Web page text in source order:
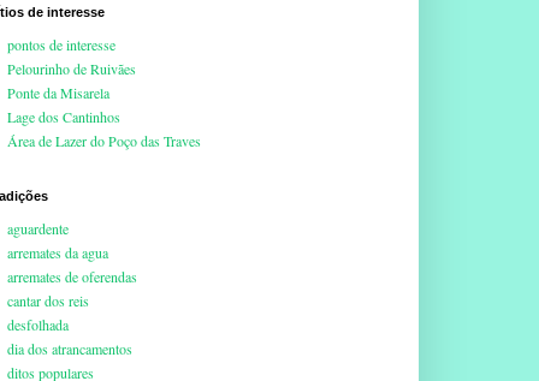
de interesse
pontos de interesse
Pelourinho de Ruivães
Ponte da Misarela
Lage dos Cantinhos
Área de Lazer do Poço das Traves
aguardente
arremates da agua
arremates de oferendas
cantar dos reis
desfolhada
dia dos atrancamentos
ditos populares